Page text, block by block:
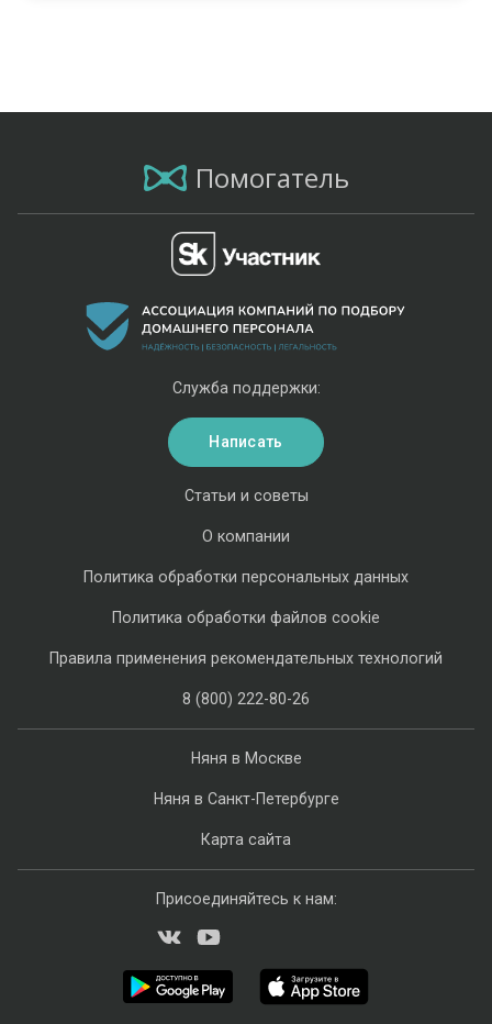
Помогатель
Няня в Москве
Няня в Санкт-Петербурге
Карта сайта
Статьи и советы
О компании
Политика обработки персональных данных
Политика обработки файлов cookie
Правила применения рекомендательных технологий
8 (800) 222-80-26
Служба поддержки:
Написать
Присоединяйтесь к нам: